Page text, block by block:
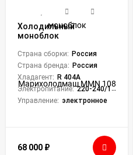
Холодильный
моноблок
108
Страна сборки: Россия
Страна бренда: Россия
Хладагент: R 404A
Электропитание: 220-240/1/50
Управление: электронное
68 000 ₽